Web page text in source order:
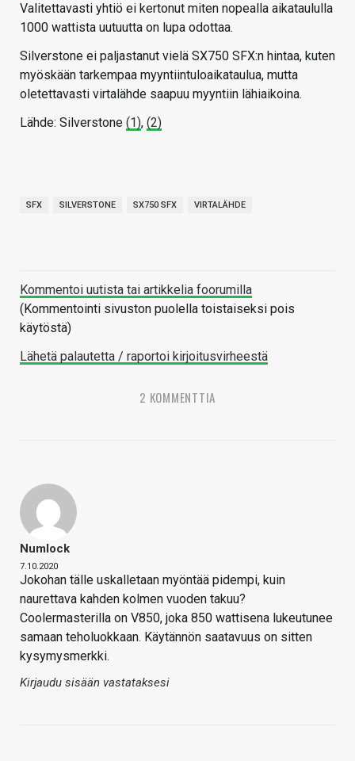
Valitettavasti yhtiö ei kertonut miten nopealla aikataululla
1000 wattista uutuutta on lupa odottaa.
Silverstone ei paljastanut vielä SX750 SFX:n hintaa, kuten
myöskään tarkempaa myyntiintuloaikataulua, mutta
oletettavasti virtalähde saapuu myyntiin lähiaikoina.
Lähde: Silverstone (1), (2)
SFX SILVERSTONE SX750 SFX VIRTALÄHDE
Kommentoi uutista tai artikkelia foorumilla
(Kommentointi sivuston puolella toistaiseksi pois
käytöstä)
Lähetä palautetta / raportoi kirjoitusvirheestä
2 KOMMENTTIA
Numlock
7.10.2020
Jokohan tälle uskalletaan myöntää pidempi, kuin
naurettava kahden kolmen vuoden takuu?
Coolermasterilla on V850, joka 850 wattisena lukeutunee
samaan teholuokkaan. Käytännön saatavuus on sitten
kysymysmerkki.
Kirjaudu sisään vastataksesi